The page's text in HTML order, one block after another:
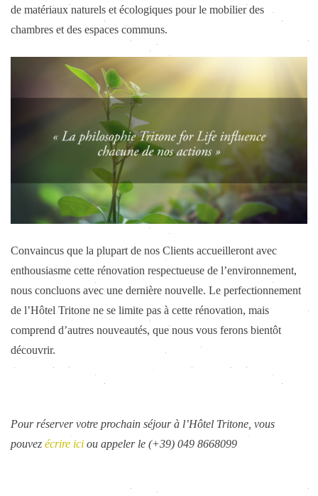
de matériaux naturels et écologiques pour le mobilier des
chambres et des espaces communs.
Convaincus que la plupart de nos Clients accueilleront avec
enthousiasme cette rénovation respectueuse de l’environnement,
nous concluons avec une dernière nouvelle. Le perfectionnement
de l’Hôtel Tritone ne se limite pas à cette rénovation, mais
comprend d’autres nouveautés, que nous vous ferons bientôt
découvrir.
Pour réserver votre prochain séjour à l’Hôtel Tritone, vous
pouvez écrire ici ou appeler le (+39) 049 8668099